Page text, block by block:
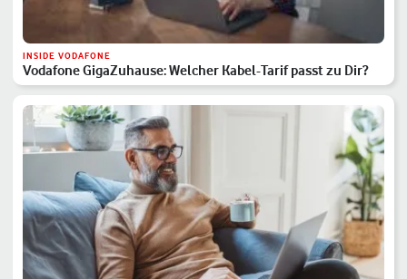
INSIDE VODAFONE
Vodafone GigaZuhause: Welcher Kabel-Tarif passt zu Dir?